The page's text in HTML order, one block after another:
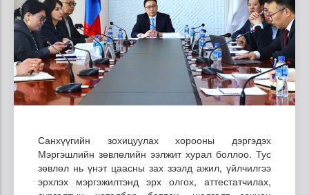
Санхүүгийн зохицуулах хорооны дэргэдэх
Мэргэшлийн зөвлөлийн ээлжит хурал боллоо. Тус
зөвлөл нь үнэт цаасны зах зээлд ажил, үйлчилгээ
эрхлэх мэргэжилтэнд эрх олгох, аттестатчилах,